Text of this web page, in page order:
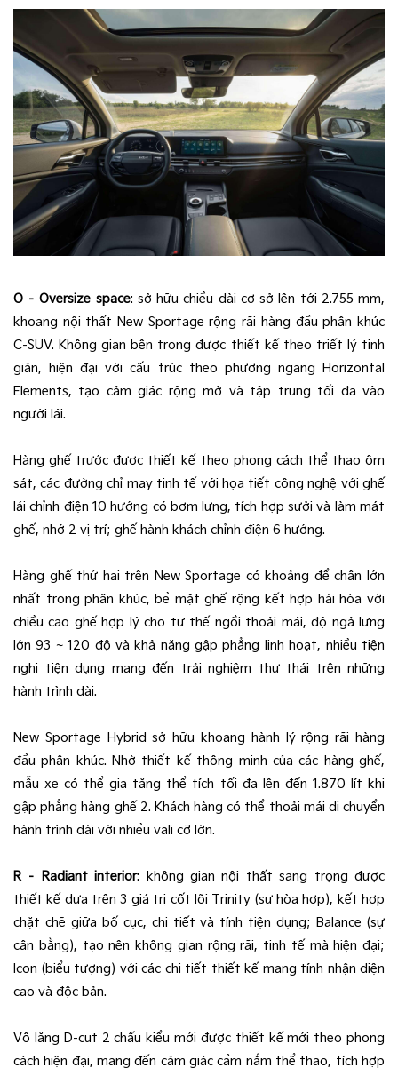
O – Oversize space: sở hữu chiều dài cơ sở lên tới 2.755 mm,
khoang nội thất New Sportage rộng rãi hàng đầu phân khúc
C-SUV. Không gian bên trong được thiết kế theo triết lý tinh
giản, hiện đại với cấu trúc theo phương ngang Horizontal
Elements, tạo cảm giác rộng mở và tập trung tối đa vào
người lái.
Hàng ghế trước được thiết kế theo phong cách thể thao ôm
sát, các đường chỉ may tinh tế với họa tiết công nghệ với ghế
lái chỉnh điện 10 hướng có bơm lưng, tích hợp sưởi và làm mát
ghế, nhớ 2 vị trí; ghế hành khách chỉnh điện 6 hướng.
Hàng ghế thứ hai trên New Sportage có khoảng để chân lớn
nhất trong phân khúc, bề mặt ghế rộng kết hợp hài hòa với
chiều cao ghế hợp lý cho tư thế ngồi thoải mái, độ ngả lưng
lớn 93 ~ 120 độ và khả năng gập phẳng linh hoạt, nhiều tiện
nghi tiện dụng mang đến trải nghiệm thư thái trên những
hành trình dài.
New Sportage Hybrid sở hữu khoang hành lý rộng rãi hàng
đầu phân khúc. Nhờ thiết kế thông minh của các hàng ghế,
mẫu xe có thể gia tăng thể tích tối đa lên đến 1.870 lít khi
gập phẳng hàng ghế 2. Khách hàng có thể thoải mái di chuyển
hành trình dài với nhiều vali cỡ lớn.
R – Radiant interior: không gian nội thất sang trọng được
thiết kế dựa trên 3 giá trị cốt lõi Trinity (sự hòa hợp), kết hợp
chặt chẽ giữa bố cục, chi tiết và tính tiện dụng; Balance (sự
cân bằng), tạo nên không gian rộng rãi, tinh tế mà hiện đại;
Icon (biểu tượng) với các chi tiết thiết kế mang tính nhận diện
cao và độc bản.
Vô lăng D-cut 2 chấu kiểu mới được thiết kế mới theo phong
cách hiện đại, mang đến cảm giác cầm nắm thể thao, tích hợp